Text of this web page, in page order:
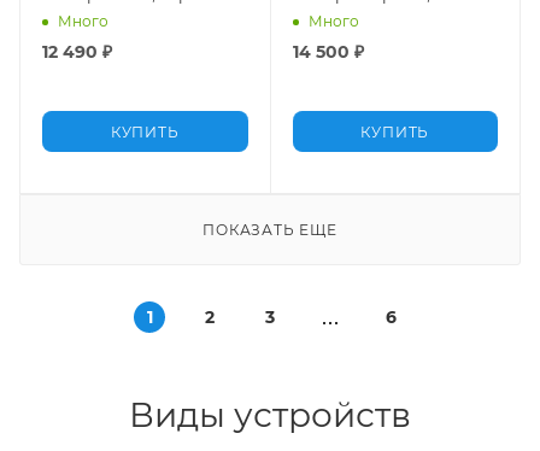
белым, нижняя загрузка
Много
12 490 ₽
КУПИТЬ
черный, с
Много
14 500 ₽
КУПИТЬ
ПОКАЗАТЬ ЕЩЕ
1 2 3 6
Виды устройств